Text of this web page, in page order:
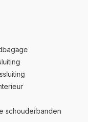
schouderbanden